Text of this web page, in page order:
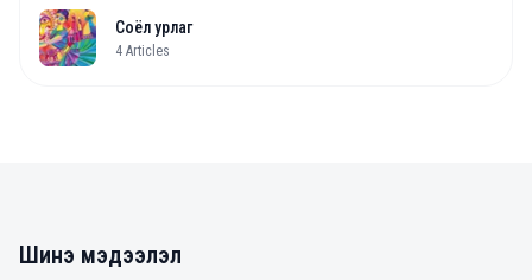
Соёл урлаг
4 Articles
Шинэ мэдээлэл